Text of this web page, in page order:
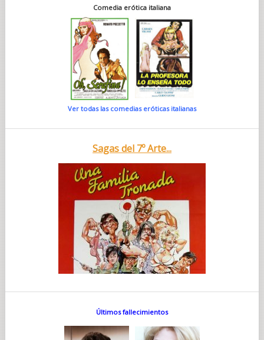
Comedia erótica italiana
Ver todas las comedias eróticas italianas
Sagas del 7º Arte...
Últimos fallecimientos